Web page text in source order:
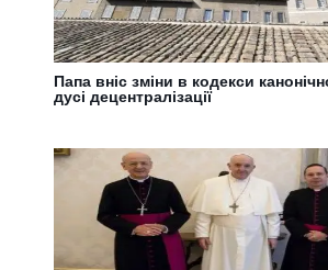
Папа вніс зміни в кодекси
дусі децентралізації